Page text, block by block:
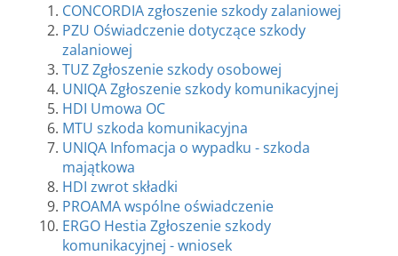
CONCORDIA zgłoszenie szkody zalaniowej
PZU Oświadczenie dotyczące szkody
zalaniowej
TUZ Zgłoszenie szkody osobowej
UNIQA Zgłoszenie szkody komunikacyjnej
HDI Umowa OC
MTU szkoda komunikacyjna
UNIQA Infomacja o wypadku - szkoda
majątkowa
HDI zwrot składki
PROAMA wspólne oświadczenie
ERGO Hestia Zgłoszenie szkody
komunikacyjnej - wniosek